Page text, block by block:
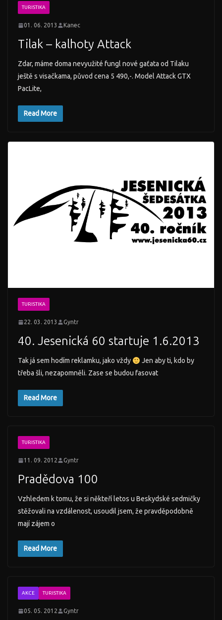
TURISTIKA
01. 06. 2013 Kanec
Tilak – kalhoty Attack
Zdar, máme doma nevyužité fungl nové gaťata od Tilaku
ještě s visačkama, původ cena 5 490,-. Model Attack GTX
PacLite,
Read More
TURISTIKA
22. 03. 2013 Gyntr
40. Jesenická 60 startuje 1.6.2013
Tak já sem hodím reklamku, jako vždy
Jen aby ti, kdo by
třeba šli, nezapomněli. Zase se budou fasovat
Read More
TURISTIKA
11. 09. 2012 Gyntr
Pradědova 100
Vzhledem k tomu, že si někteří letos u Beskydské sedmičky
stěžovali na vzdálenost, usoudil jsem, že pravděpodobně
mají zájem o
Read More
AKCE TURISTIKA
05. 05. 2012 Gyntr